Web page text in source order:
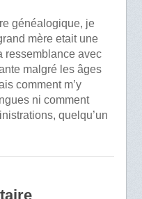
généalogique, je
mère etait une
ressemblance avec
malgré les âges
comment m’y
ni comment
quelqu’un